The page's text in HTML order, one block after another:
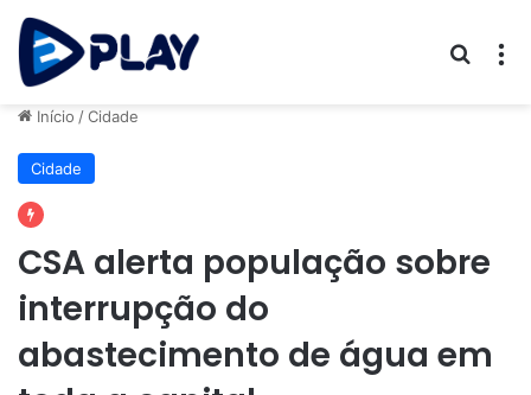
Início /Cidade
Cidade
CSA alerta população sobre
interrupção do
abastecimento de água em